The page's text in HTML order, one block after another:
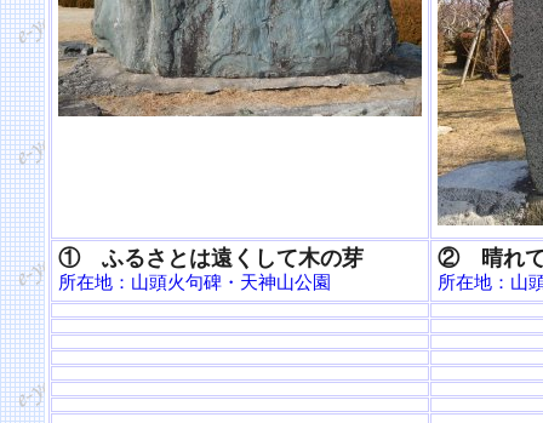
① ふるさとは遠くして木の芽
所在地：山頭火句碑・天神山公園
② 晴れて
所在地：山